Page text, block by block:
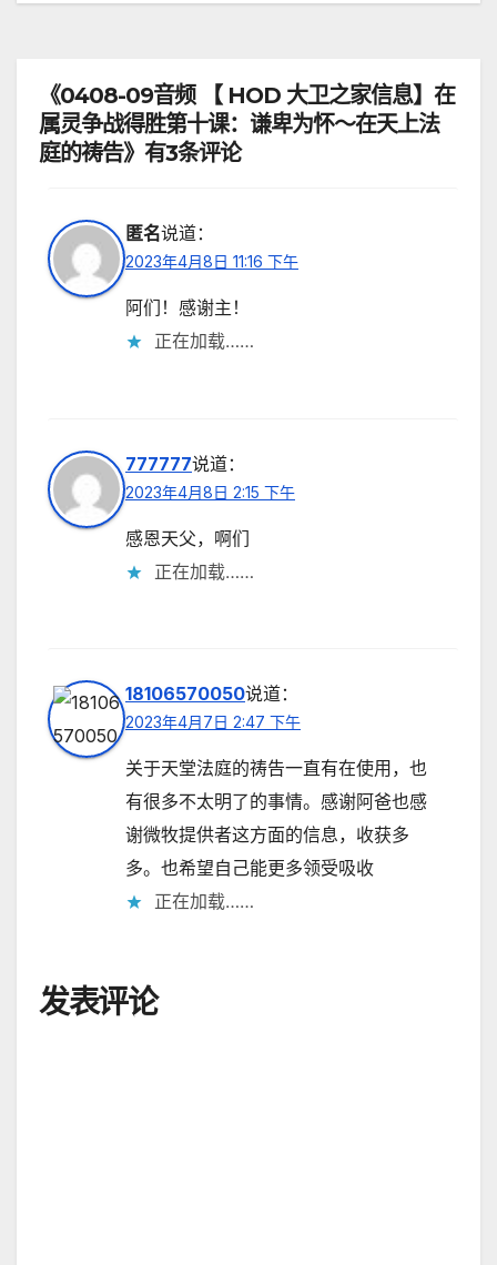
《0408-09音频 【 HOD 大卫之家信息】在
属灵争战得胜第十课：谦卑为怀～在天上法
庭的祷告》有3条评论
匿名说道：
2023年4月8日 11:16 下午
阿们！感谢主！
正在加载……
777777说道：
2023年4月8日 2:15 下午
感恩天父，啊们
正在加载……
18106570050说道：
2023年4月7日 2:47 下午
关于天堂法庭的祷告一直有在使用，也
有很多不太明了的事情。感谢阿爸也感
谢微牧提供者这方面的信息，收获多
多。也希望自己能更多领受吸收
正在加载……
发表评论